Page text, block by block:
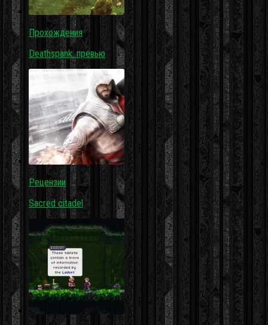
Прохождения
Deathspank: превью
Рецензии
Sacred citadel